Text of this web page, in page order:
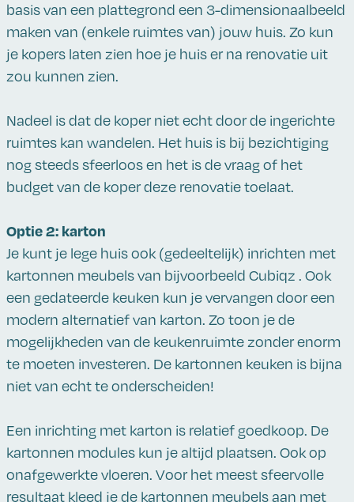
basis van een plattegrond een 3-dimensionaalbeeld
maken van (enkele ruimtes van) jouw huis. Zo kun
je kopers laten zien hoe je huis er na renovatie uit
zou kunnen zien.
Nadeel is dat de koper niet echt door de ingerichte
ruimtes kan wandelen. Het huis is bij bezichtiging
nog steeds sfeerloos en het is de vraag of het
budget van de koper deze renovatie toelaat.
Optie 2: karton
Je kunt je lege huis ook (gedeeltelijk) inrichten met
kartonnen meubels van bijvoorbeeld Cubiqz . Ook
een gedateerde keuken kun je vervangen door een
modern alternatief van karton. Zo toon je de
mogelijkheden van de keukenruimte zonder enorm
te moeten investeren. De kartonnen keuken is bijna
niet van echt te onderscheiden!
Een inrichting met karton is relatief goedkoop. De
kartonnen modules kun je altijd plaatsen. Ook op
onafgewerkte vloeren. Voor het meest sfeervolle
resultaat kleed je de kartonnen meubels aan met